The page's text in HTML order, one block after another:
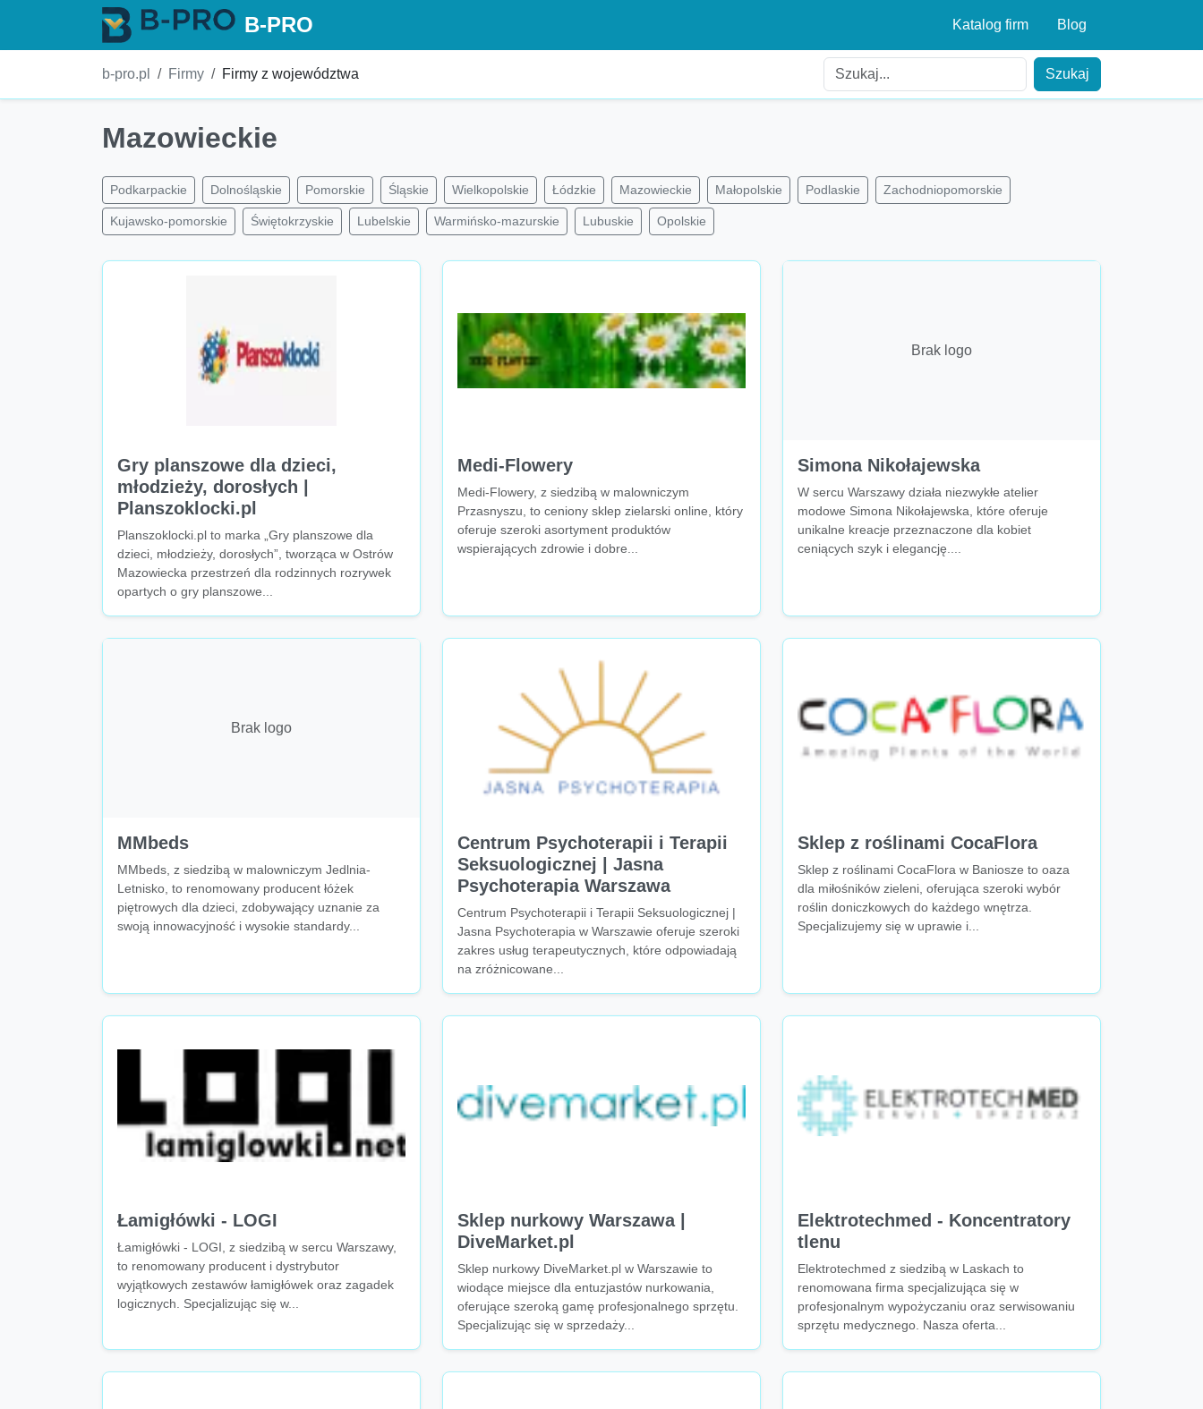
B-PRO Katalog firm Blog
b-pro.pl Firmy Firmy z województwa Szukaj
Mazowieckie
Podkarpackie Dolnośląskie Pomorskie Śląskie Wielkopolskie Łódzkie Mazowieckie Małopolskie Podlaskie Zachodniopomorskie
Kujawsko-pomorskie Świętokrzyskie Lubelskie Warmińsko-mazurskie Lubuskie Opolskie
Gry planszowe dla dzieci,
młodzieży, dorosłych |
Planszoklocki.pl
Planszoklocki.pl to marka „Gry planszowe dla
dzieci, młodzieży, dorosłych”, tworząca w Ostrów
Mazowiecka przestrzeń dla rodzinnych rozrywek
opartych o gry planszowe...
Medi-Flowery
Medi-Flowery, z siedzibą w malowniczym
Przasnyszu, to ceniony sklep zielarski online, który
oferuje szeroki asortyment produktów
wspierających zdrowie i dobre...
Brak logo
Simona Nikołajewska
W sercu Warszawy działa niezwykłe atelier
modowe Simona Nikołajewska, które oferuje
unikalne kreacje przeznaczone dla kobiet
ceniących szyk i elegancję....
Brak logo
MMbeds
MMbeds, z siedzibą w malowniczym Jedlnia-
Letnisko, to renomowany producent łóżek
piętrowych dla dzieci, zdobywający uznanie za
swoją innowacyjność i wysokie standardy...
Centrum Psychoterapii i Terapii
Seksuologicznej | Jasna
Psychoterapia Warszawa
Centrum Psychoterapii i Terapii Seksuologicznej |
Jasna Psychoterapia w Warszawie oferuje szeroki
zakres usług terapeutycznych, które odpowiadają
na zróżnicowane...
Sklep z roślinami CocaFlora
Sklep z roślinami CocaFlora w Baniosze to oaza
dla miłośników zieleni, oferująca szeroki wybór
roślin doniczkowych do każdego wnętrza.
Specjalizujemy się w uprawie i...
Łamigłówki - LOGI
Łamigłówki - LOGI, z siedzibą w sercu Warszawy,
to renomowany producent i dystrybutor
wyjątkowych zestawów łamigłówek oraz zagadek
logicznych. Specjalizując się w...
Sklep nurkowy Warszawa |
DiveMarket.pl
Sklep nurkowy DiveMarket.pl w Warszawie to
wiodące miejsce dla entuzjastów nurkowania,
oferujące szeroką gamę profesjonalnego sprzętu.
Specjalizując się w sprzedaży...
Elektrotechmed - Koncentratory
tlenu
Elektrotechmed z siedzibą w Laskach to
renomowana firma specjalizująca się w
profesjonalnym wypożyczaniu oraz serwisowaniu
sprzętu medycznego. Nasza oferta...